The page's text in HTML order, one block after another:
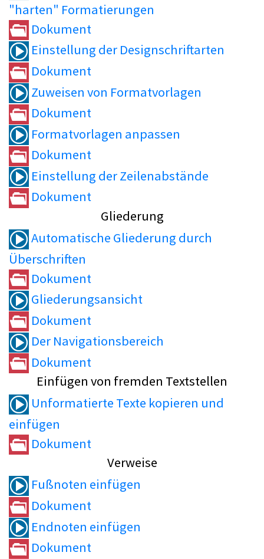
"harten" Formatierungen
Dokument
Einstellung der Designschriftarten
Dokument
Zuweisen von Formatvorlagen
Dokument
Formatvorlagen anpassen
Dokument
Einstellung der Zeilenabstände
Dokument
Gliederung
Automatische Gliederung durch
Überschriften
Dokument
Gliederungsansicht
Dokument
Der Navigationsbereich
Dokument
Einfügen von fremden Textstellen
Unformatierte Texte kopieren und
einfügen
Dokument
Verweise
Fußnoten einfügen
Dokument
Endnoten einfügen
Dokument